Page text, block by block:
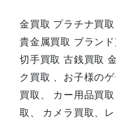
金買取 プラチナ買
貴金属買取 ブランド
切手買取 古銭買取
ク買取 、お子様の
買取、 カー用品買
取、 カメラ買取、